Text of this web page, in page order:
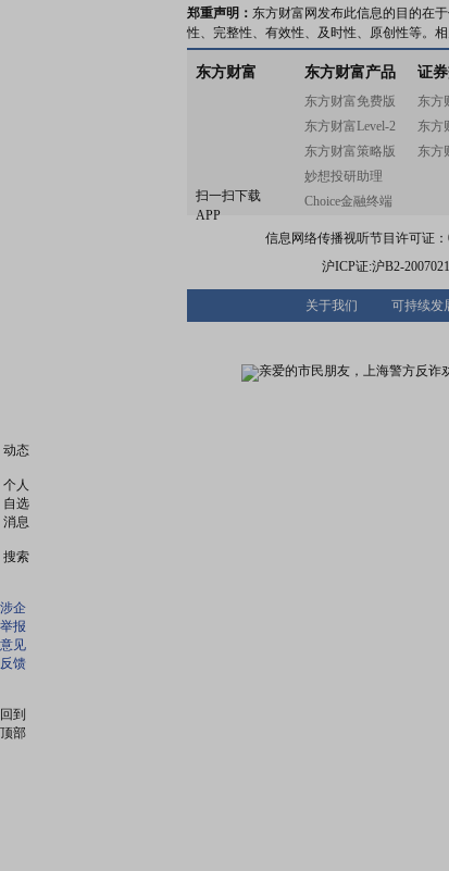
郑重声明： 东方财富网发布此信息的目的在
性、完整性、有效性、及时性、原创性等。
东方财富
扫一扫下载
APP
东方财富产品
东方财富免费版
东方财富Level-2
东方财富策略版
妙想投研助理
Choice金融终端
证
东方
东方
东方
信息网络传播视听节目许可证：
沪ICP证:沪B2-
关于我们 可持续发
动态
个人
自选
消息
搜索
涉企
举报
意见
反馈
回到
顶部